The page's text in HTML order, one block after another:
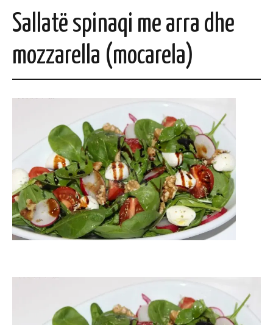
Sallatë spinaqi me arra dhe
mozzarella (mocarela)